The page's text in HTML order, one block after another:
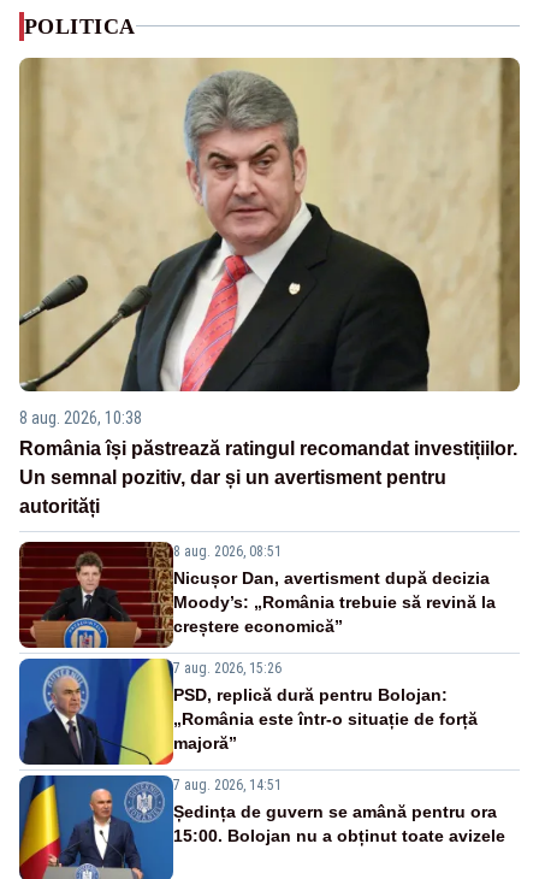
POLITICA
8 aug. 2026, 10:38
România își păstrează ratingul recomandat investițiilor.
Un semnal pozitiv, dar și un avertisment pentru
autorități
8 aug. 2026, 08:51
Nicușor Dan, avertisment după decizia
Moody’s: „România trebuie să revină la
creștere economică”
7 aug. 2026, 15:26
PSD, replică dură pentru Bolojan:
„România este într-o situație de forță
majoră”
7 aug. 2026, 14:51
Ședința de guvern se amână pentru ora
15:00. Bolojan nu a obținut toate avizele